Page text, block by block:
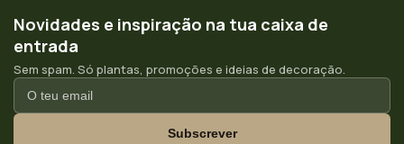
Novidades e inspiração na tua caixa de
entrada
Sem spam. Só plantas, promoções e ideias de decoração.
Subscrever